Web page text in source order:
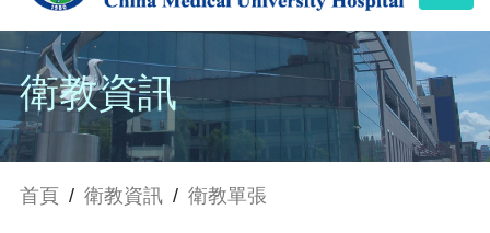
衛教資訊
首頁 / 衛教資訊 / 衛教單張